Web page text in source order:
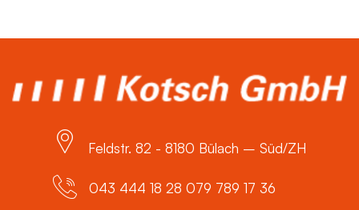
Feldstr. 82 - 8180 Bülach – Süd/ZH
043 444 18 28 079 789 17 36